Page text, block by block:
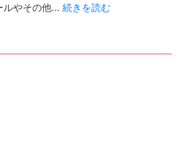
ルやその他... 続きを読む